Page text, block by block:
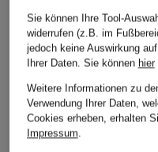
Sie können Ihre Tool-
widerrufen (z.B. im
jedoch keine Auswirkung
Ihrer Daten. Sie können hier
Weitere Informationen zu
Verwendung Ihrer Daten,
Cookies erheben, erhalten
Impressum.